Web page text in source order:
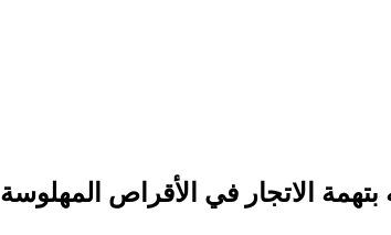
الاتجار في الأقراص المهلوسة